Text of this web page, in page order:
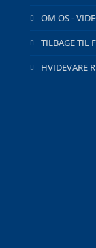
OM OS -
TILBAGE TIL
HVIDEVARE